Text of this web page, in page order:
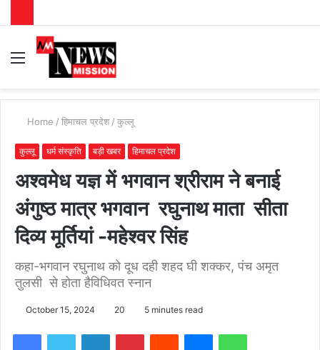
Menu
Home / हिमाचल प्रदेश / कुल्लू
कुल्लू धर्म संस्कृति बड़ी खबर हिमाचल प्रदेश
अश्वमेध यज्ञ में भगवान श्रीराम ने बनाई
अंगुष्ठ मात्र भगवान रघुनाथ माता सीता
दिव्य मूर्तियां -महेश्वर सिंह
कहा-भगवान रघुनाथ को दूध दही शहद घी शक्कर, पंच अमृत
तुलसी से होता हैविधिवत स्नान
October 15, 2024 20 5 minutes read